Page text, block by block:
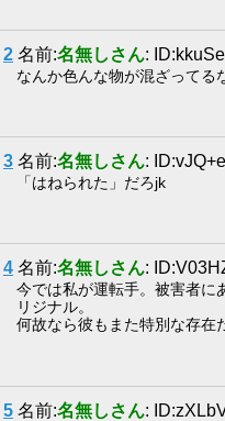
2 名前:名無しさん:
なんか色んな物が混ざってる
3 名前:名無しさん:
「はねられた」だろjk
4 名前:名無しさん:
今では私が運転手。被害者に
リジナル。
何故なら彼もまた特別な存在
5 名前:名無しさん: